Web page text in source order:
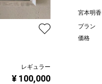
レギュラー
¥ 100,000
宮本明香
プラン
価格